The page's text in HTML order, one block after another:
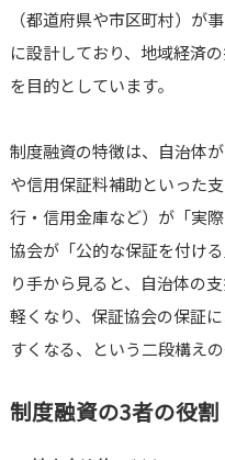
（都道府県や市区町村）が
に設計しており、地域経済
を目的としています。
制度融資の特徴は、自治体
や信用保証料補助といった
行・信用金庫など）が「実
協会が「公的な保証を付け
り手から見ると、自治体の
軽くなり、保証協会の保証
すくなる、という二段構え
制度融資の3者の役割